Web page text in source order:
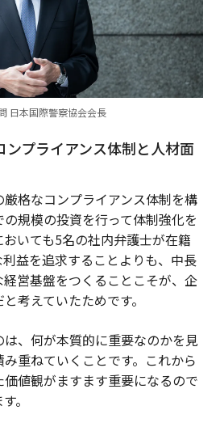
日本国際警察協会会長
ンプライアンス体制と人材面
格なコンプライアンス体制を構
規模の投資を行って体制強化を
いても5名の社内弁護士が在籍
益を追求することよりも、中長
営基盤をつくることこそが、企
考えていたためです。
、何が本質的に重要なのかを見
重ねていくことです。これから
値観がますます重要になるので
。